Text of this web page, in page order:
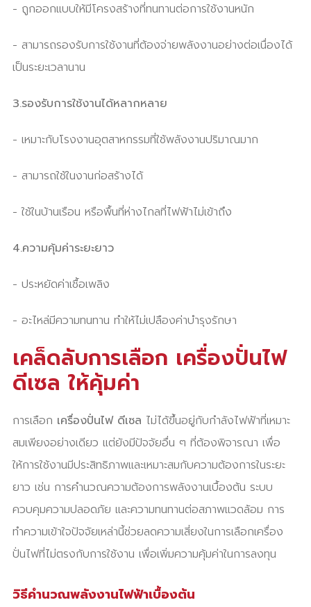
- ถูกออกแบบให้มีโครงสร้างที่ทนทานต่อการใช้งานหนัก
- สามารถรองรับการใช้งานที่ต้องจ่ายพลังงานอย่างต่อเนื่องได้
เป็นระยะเวลานาน
3.รองรับการใช้งานได้หลากหลาย
- เหมาะกับโรงงานอุตสาหกรรมที่ใช้พลังงานปริมาณมาก
- สามารถใช้ในงานก่อสร้างได้
- ใช้ในบ้านเรือน หรือพื้นที่ห่างไกลที่ไฟฟ้าไม่เข้าถึง
4.ความคุ้มค่าระยะยาว
- ประหยัดค่าเชื้อเพลิง
- อะไหล่มีความทนทาน ทำให้ไม่เปลืองค่าบำรุงรักษา
เคล็ดลับการเลือก เครื่องปั่นไฟ
ดีเซล ให้คุ้มค่า
การเลือก เครื่องปั่นไฟ ดีเซล ไม่ได้ขึ้นอยู่กับกำลังไฟฟ้าที่เหมาะ
สมเพียงอย่างเดียว แต่ยังมีปัจจัยอื่น ๆ ที่ต้องพิจารณา เพื่อ
ให้การใช้งานมีประสิทธิภาพและเหมาะสมกับความต้องการในระยะ
ยาว เช่น การคำนวณความต้องการพลังงานเบื้องต้น ระบบ
ควบคุมความปลอดภัย และความทนทานต่อสภาพแวดล้อม การ
ทำความเข้าใจปัจจัยเหล่านี้ช่วยลดความเสี่ยงในการเลือกเครื่อง
ปั่นไฟที่ไม่ตรงกับการใช้งาน เพื่อเพิ่มความคุ้มค่าในการลงทุน
วิธีคำนวณพลังงานไฟฟ้าเบื้องต้น